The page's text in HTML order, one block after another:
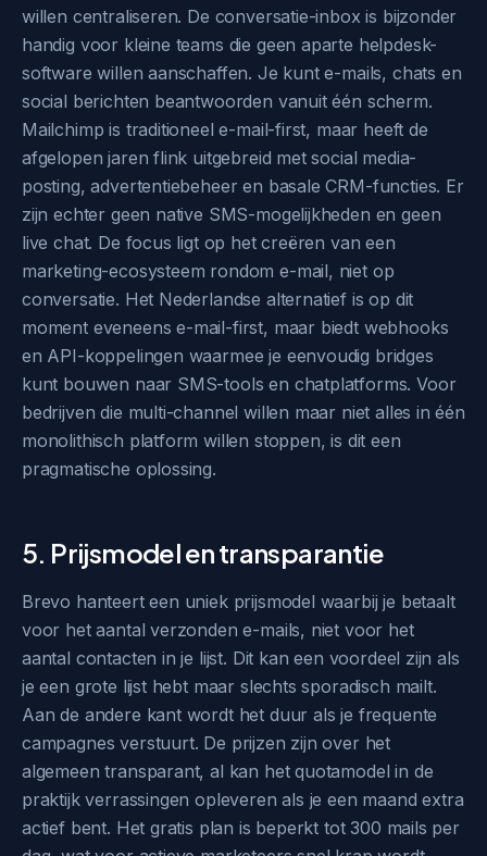
willen centraliseren. De conversatie-inbox is bijzonder
handig voor kleine teams die geen aparte helpdesk-
software willen aanschaffen. Je kunt e-mails, chats en
social berichten beantwoorden vanuit één scherm.
Mailchimp is traditioneel e-mail-first, maar heeft de
afgelopen jaren flink uitgebreid met social media-
posting, advertentiebeheer en basale CRM-functies. Er
zijn echter geen native SMS-mogelijkheden en geen
live chat. De focus ligt op het creëren van een
marketing-ecosysteem rondom e-mail, niet op
conversatie. Het Nederlandse alternatief is op dit
moment eveneens e-mail-first, maar biedt webhooks
en API-koppelingen waarmee je eenvoudig bridges
kunt bouwen naar SMS-tools en chatplatforms. Voor
bedrijven die multi-channel willen maar niet alles in één
monolithisch platform willen stoppen, is dit een
pragmatische oplossing.
5. Prijsmodel en transparantie
Brevo hanteert een uniek prijsmodel waarbij je betaalt
voor het aantal verzonden e-mails, niet voor het
aantal contacten in je lijst. Dit kan een voordeel zijn als
je een grote lijst hebt maar slechts sporadisch mailt.
Aan de andere kant wordt het duur als je frequente
campagnes verstuurt. De prijzen zijn over het
algemeen transparant, al kan het quotamodel in de
praktijk verrassingen opleveren als je een maand extra
actief bent. Het gratis plan is beperkt tot 300 mails per